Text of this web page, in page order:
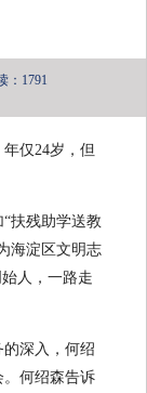
：1791
仅24岁，但
扶残助学送教
海淀区文明志
人，一路走
深入，何绍
何绍森告诉